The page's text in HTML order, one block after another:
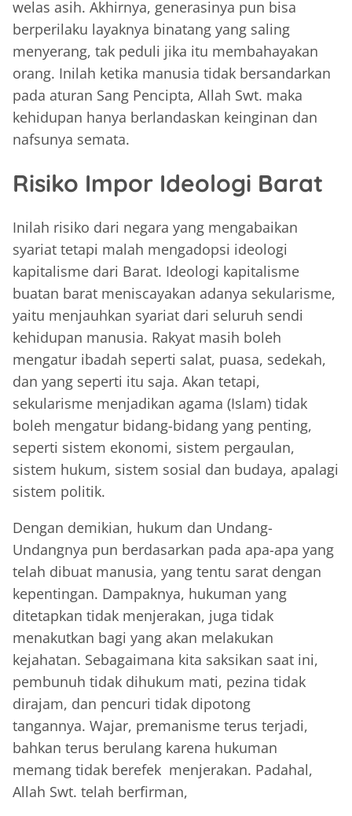
welas asih. Akhirnya, generasinya pun bisa
berperilaku layaknya binatang yang saling
menyerang, tak peduli jika itu membahayakan
orang. Inilah ketika manusia tidak bersandarkan
pada aturan Sang Pencipta, Allah Swt. maka
kehidupan hanya berlandaskan keinginan dan
nafsunya semata.
Risiko Impor Ideologi Barat
Inilah risiko dari negara yang mengabaikan
syariat tetapi malah mengadopsi ideologi
kapitalisme dari Barat. Ideologi kapitalisme
buatan barat meniscayakan adanya sekularisme,
yaitu menjauhkan syariat dari seluruh sendi
kehidupan manusia. Rakyat masih boleh
mengatur ibadah seperti salat, puasa, sedekah,
dan yang seperti itu saja. Akan tetapi,
sekularisme menjadikan agama (Islam) tidak
boleh mengatur bidang-bidang yang penting,
seperti sistem ekonomi, sistem pergaulan,
sistem hukum, sistem sosial dan budaya, apalagi
sistem politik.
Dengan demikian, hukum dan Undang-
Undangnya pun berdasarkan pada apa-apa yang
telah dibuat manusia, yang tentu sarat dengan
kepentingan. Dampaknya, hukuman yang
ditetapkan tidak menjerakan, juga tidak
menakutkan bagi yang akan melakukan
kejahatan. Sebagaimana kita saksikan saat ini,
pembunuh tidak dihukum mati, pezina tidak
dirajam, dan pencuri tidak dipotong
tangannya. Wajar, premanisme terus terjadi,
bahkan terus berulang karena hukuman
memang tidak berefek menjerakan. Padahal,
Allah Swt. telah berfirman,